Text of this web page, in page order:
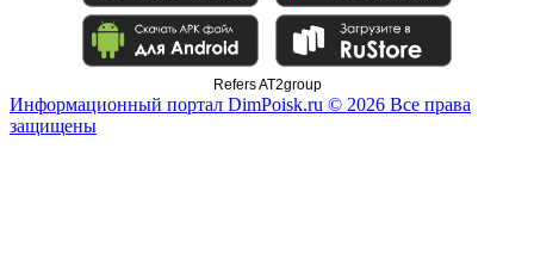
Refers AT2group
Информационный портал DimPoisk.ru © 2026 Все права
защищены